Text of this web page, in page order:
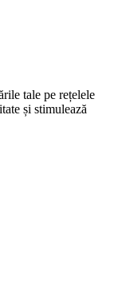
tale pe rețelele
și stimulează